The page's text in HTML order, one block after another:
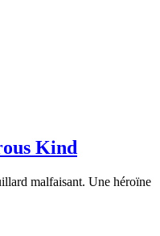
Kind
malfaisant. Une héroïne